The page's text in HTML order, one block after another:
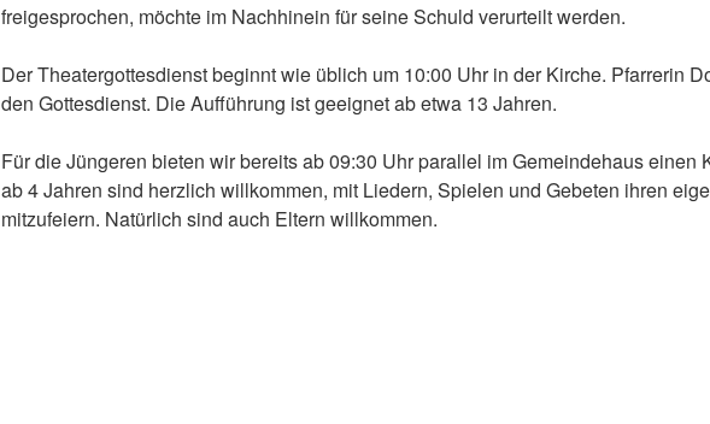
freigesprochen, möchte im Nachhinein für seine Schuld verurteilt werden.
Der Theatergottesdienst beginnt wie üblich um 10:00 Uhr in der Kirche. Pfarrerin
den Gottesdienst. Die Aufführung ist geeignet ab etwa 13 Jahren.
Für die Jüngeren bieten wir bereits ab 09:30 Uhr parallel im Gemeindehaus einen
ab 4 Jahren sind herzlich willkommen, mit Liedern, Spielen und Gebeten ihren
mitzufeiern. Natürlich sind auch Eltern willkommen.